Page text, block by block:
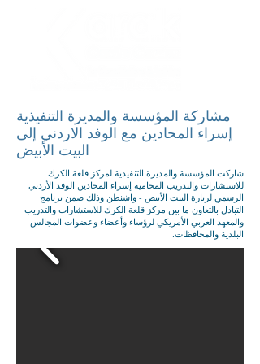
مشاركة المؤسسة والمديرة التنفيذية
إسراء المحادين مع الوفد الاردني إلى
البيت الأبيض
شاركت المؤسسة والمديرة التنفيذية لمركز قلعة الكرك
للاستشارات والتدريب المحامية إسراء المحادين الوفد الأردني
الرسمي لزيارة البيت الأبيض - واشنطن وذلك ضمن برنامج
التبادل بالتعاون ما بين مركز قلعة الكرك للاستشارات والتدريب
والمعهد العربي الأمريكي لرؤساء وأعضاء وعضوات المجالس
البلدية والمحافظات.